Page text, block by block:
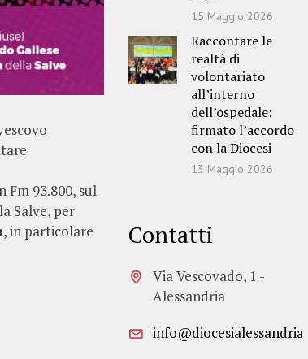
Fm 93.800, sul
Salve, per
, in particolare
15 Maggio 2026
Raccontare le
realtà di
volontariato
all’interno
dell’ospedale:
firmato l’accordo
con la Diocesi
13 Maggio 2026
Contatti
Via Vescovado, 1 -
Alessandria
info@diocesialessandria.it